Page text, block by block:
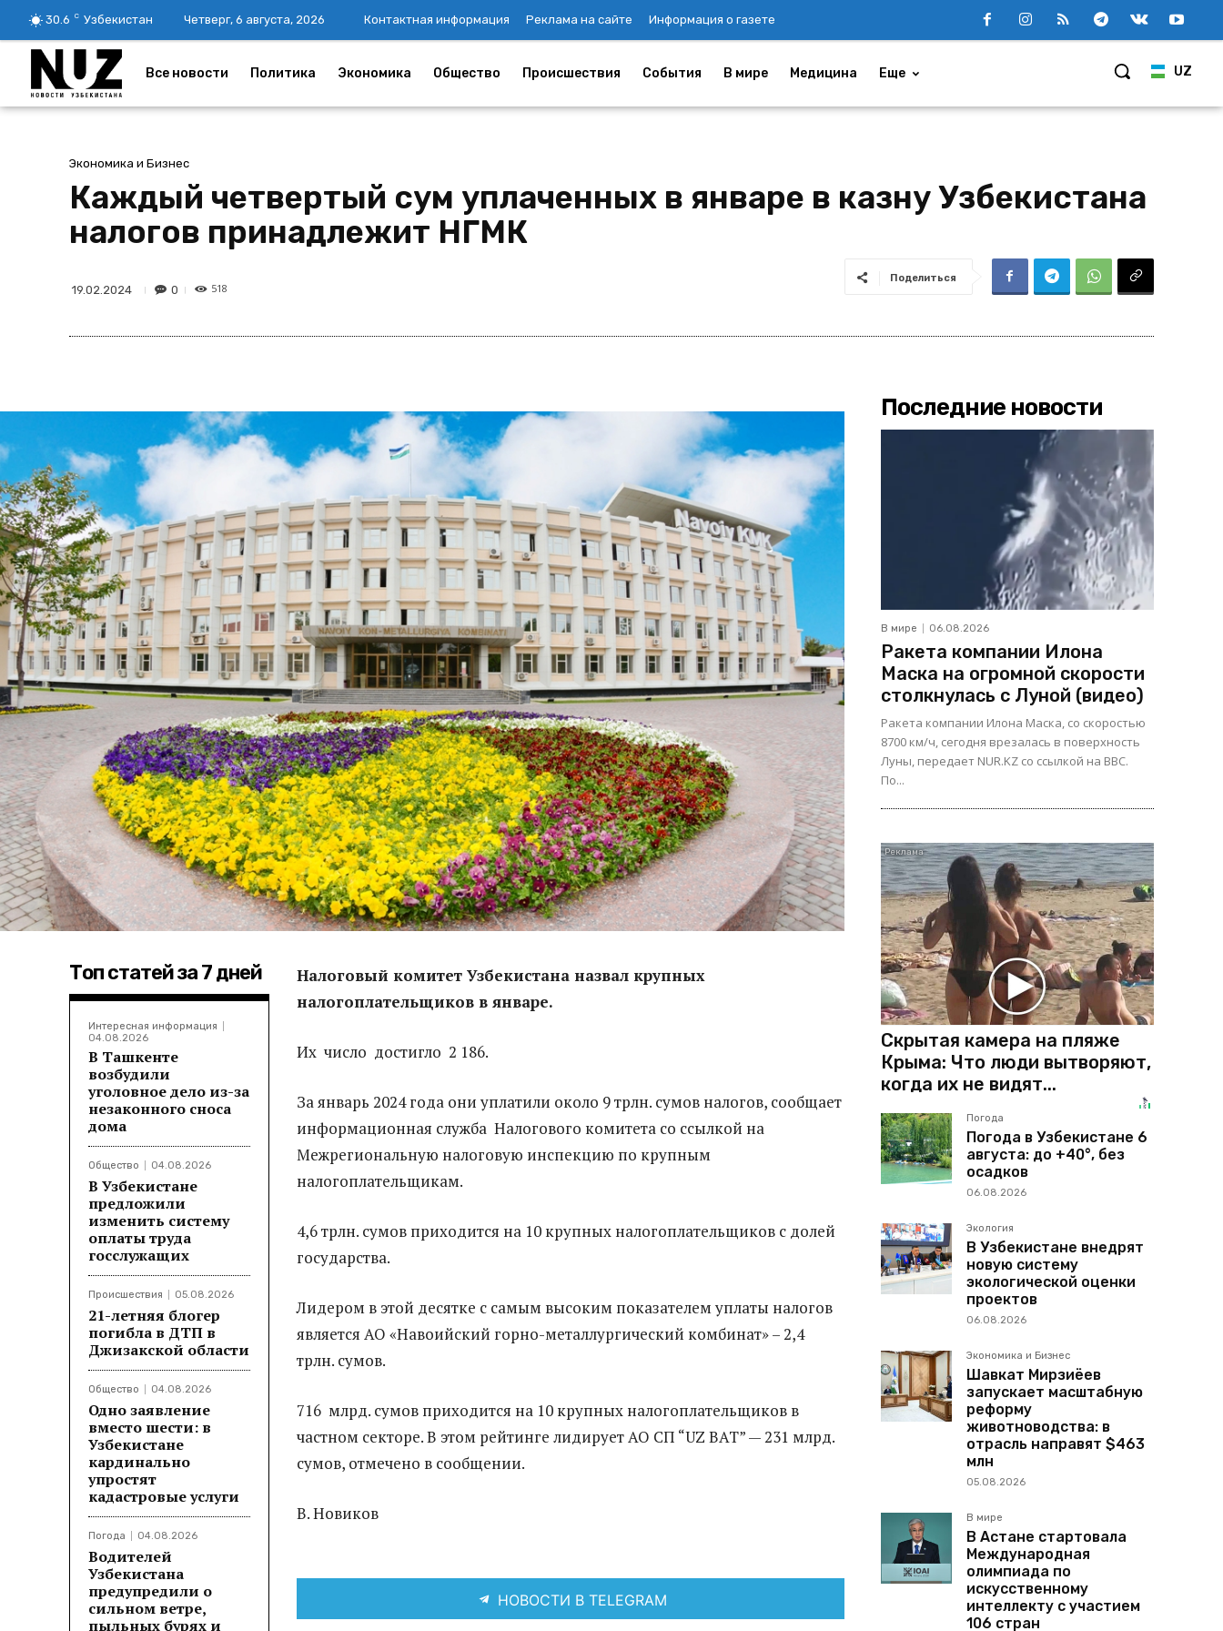
30.6 C Узбекистан Четверг, 6 августа, 2026 Контактная информация Реклама на сайте Информация о газете
UZ
Все новости Политика Экономика Общество Происшествия События В мире Медицина Еще
Экономика и Бизнес
Каждый четвертый сум уплаченных в январе в казну Узбекистана
налогов принадлежит НГМК
19.02.2024 0 518
Поделиться
Топ статей за 7 дней
Интересная информация
04.08.2026
В Ташкенте
возбудили
уголовное дело из-за
незаконного сноса
дома
Общество 04.08.2026
В Узбекистане
предложили
изменить систему
оплаты труда
госслужащих
Происшествия 05.08.2026
21-летняя блогер
погибла в ДТП в
Джизакской области
Общество 04.08.2026
Одно заявление
вместо шести: в
Узбекистане
кардинально
упростят
кадастровые услуги
Погода 04.08.2026
Водителей
Узбекистана
предупредили о
сильном ветре,
пыльных бурях и
Налоговый комитет Узбекистана назвал крупных
налогоплательщиков в январе.
Их число достигло 2 186.
За январь 2024 года они уплатили около 9 трлн. сумов налогов, сообщает
информационная служба Налогового комитета со ссылкой на
Межрегиональную налоговую инспекцию по крупным
налогоплательщикам.
4,6 трлн. сумов приходится на 10 крупных налогоплательщиков с долей
государства.
Лидером в этой десятке с самым высоким показателем уплаты налогов
является АО «Навоийский горно-металлургический комбинат» – 2,4
трлн. сумов.
716 млрд. сумов приходится на 10 крупных налогоплательщиков в
частном секторе. В этом рейтинге лидирует АО СП “UZ BAT” — 231 млрд.
сумов, отмечено в сообщении.
В. Новиков
НОВОСТИ В TELEGRAM
Последние новости
В мире 06.08.2026
Ракета компании Илона
Маска на огромной скорости
столкнулась с Луной (видео)
Ракета компании Илона Маска, со скоростью
8700 км/ч, сегодня врезалась в поверхность
Луны, передает NUR.KZ со ссылкой на BBC.
По...
Скрытая камера на пляже
Крыма: Что люди вытворяют,
когда их не видят...
Погода
Погода в Узбекистане 6
августа: до +40°, без
осадков
06.08.2026
Экология
В Узбекистане внедрят
новую систему
экологической оценки
проектов
06.08.2026
Экономика и Бизнес
Шавкат Мирзиёев
запускает масштабную
реформу
животноводства: в
отрасль направят $463
млн
05.08.2026
В мире
В Астане стартовала
Международная
олимпиада по
искусственному
интеллекту с участием
106 стран